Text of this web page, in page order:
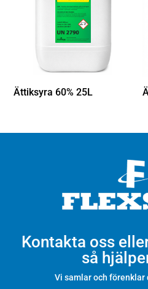
Ättiksyra 60% 25L
Kontakta oss
så
Vi samlar och